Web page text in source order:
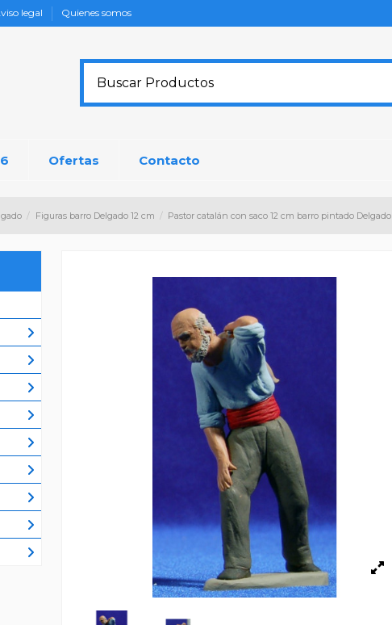
legal Quienes somos
Ofertas Contacto
Figuras barro Delgado 12 cm Pastor catalán con saco 12 cm barro pintado Delgado